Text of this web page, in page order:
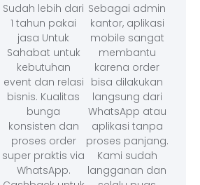
Sudah lebih dari
1 tahun pakai
jasa Untuk
Sahabat untuk
kebutuhan
event dan relasi
bisnis. Kualitas
bunga
konsisten dan
proses order
super praktis via
WhatsApp.
Sebagai admin
kantor, aplikasi
mobile sangat
membantu
karena order
bisa dilakukan
langsung dari
WhatsApp atau
aplikasi tanpa
proses panjang.
Kami sudah
langganan dan